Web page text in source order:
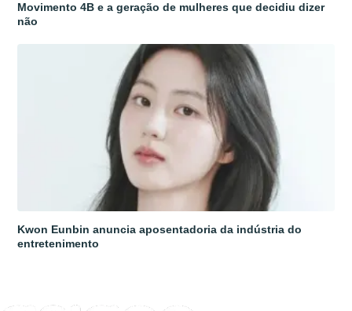
Movimento 4B e a geração de mulheres que decidiu dizer
não
Kwon Eunbin anuncia aposentadoria da indústria do
entretenimento